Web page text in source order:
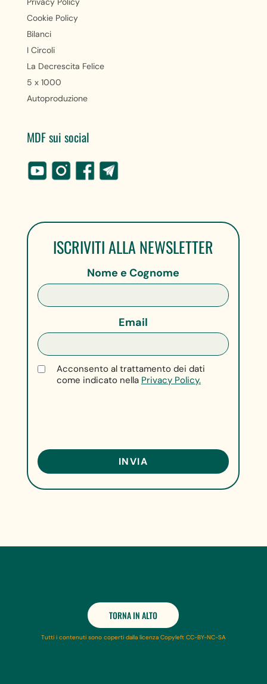
Cookie Policy
Bilanci
I Circoli
La Decrescita Felice
5 x 1000
Autoproduzione
MDF sui social
ISCRIVITI ALLA NEWSLETTER
Nome e Cognome
Email
Acconsento al trattamento dei dati
come indicato nella Privacy Policy.
TORNA IN ALTO
Tutti i contenuti sono coperti dalla licenza Copyleft CC-BY-NC-SA